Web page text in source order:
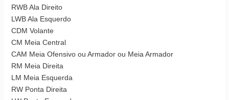
RWB Ala Direito
LWB Ala Esquerdo
CDM Volante
CM Meia Central
CAM Meia Ofensivo ou Armador ou Meia Armador
RM Meia Direita
LM Meia Esquerda
RW Ponta Direita